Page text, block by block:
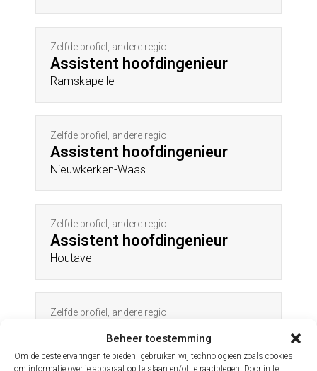
Beheer toestemming
Om de beste ervaringen te bieden, gebruiken wij technologieën zoals cookies
om informatie over je apparaat op te slaan en/of te raadplegen. Door in te
Zelfde profiel, andere regio
Assistent hoofdingenieur
Ramskapelle
Zelfde profiel, andere regio
Assistent hoofdingenieur
Nieuwkerken-Waas
Zelfde profiel, andere regio
Assistent hoofdingenieur
Houtave
Zelfde profiel, andere regio